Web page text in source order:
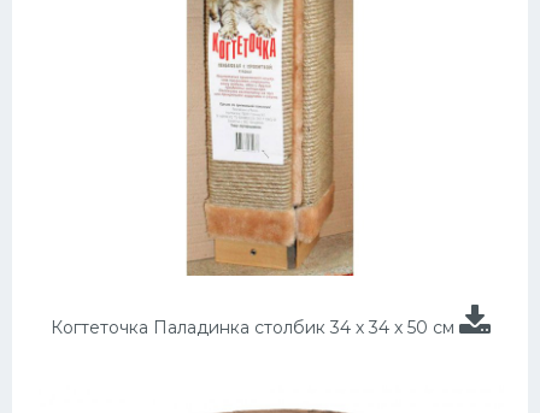
Когтеточка Паладинка столбик 34 х 34 х 50 см